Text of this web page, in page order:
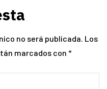
no será publicada. Los
marcados con *